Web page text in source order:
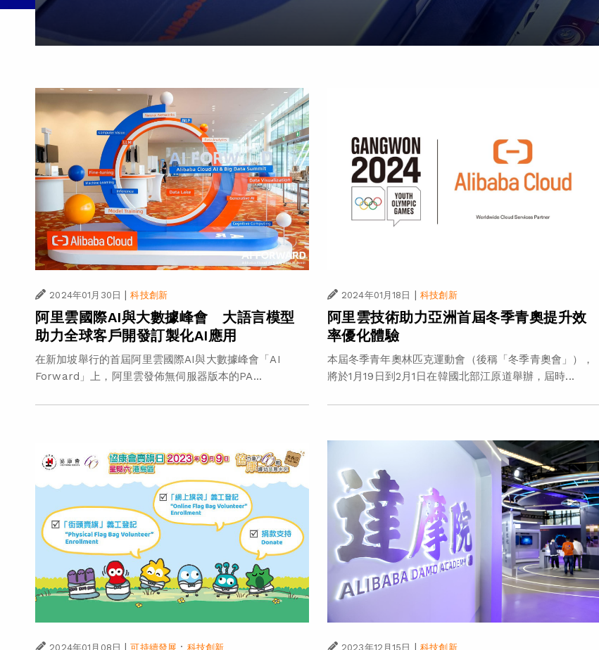
2024年01月30日 | 科技創新
阿里雲國際AI與大數據峰會 大語言模型
助力全球客戶開發訂製化AI應用
在新加坡舉行的首屆阿里雲國際AI與大數據峰會「AI
Forward」上，阿里雲發佈無伺服器版本的PA...
2024年01月18日 | 科技創新
阿里雲技術助力亞洲首屆冬季青奧提升效
率優化體驗
本屆冬季青年奧林匹克運動會（後稱「冬季青奧會」），
將於1月19日到2月1日在韓國北部江原道舉辦，屆時...
2024年01月08日 | 可持續發展 · 科技創新 2023年12月15日 科技創新